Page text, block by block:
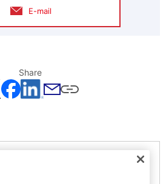
E-mail
Share
the release day. This information